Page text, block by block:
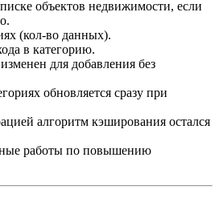
объектов недвижимости, если
(кол-во данных).
в категорию.
для добавления без
обновляется сразу при
алгоритм кэширования остался
работы по повышению